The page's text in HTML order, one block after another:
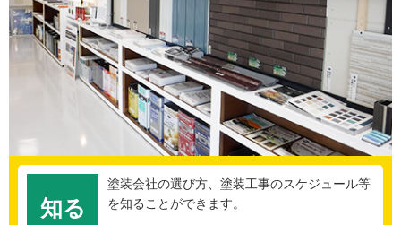
知る
塗装会社の選び方、塗装工事のスケジュール等
を知ることができます。